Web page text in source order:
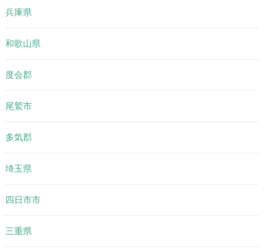
兵庫県
和歌山県
度会郡
尾鷲市
多気郡
埼玉県
四日市市
三重県